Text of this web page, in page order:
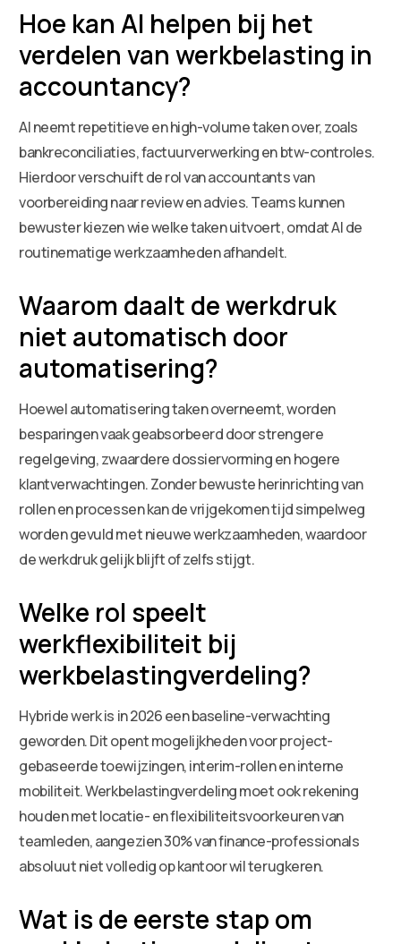
Hoe kan AI helpen bij het
verdelen van werkbelasting in
accountancy?
AI neemt repetitieve en high-volume taken over, zoals
bankreconciliaties, factuurverwerking en btw-controles.
Hierdoor verschuift de rol van accountants van
voorbereiding naar review en advies. Teams kunnen
bewuster kiezen wie welke taken uitvoert, omdat AI de
routinematige werkzaamheden afhandelt.
Waarom daalt de werkdruk
niet automatisch door
automatisering?
Hoewel automatisering taken overneemt, worden
besparingen vaak geabsorbeerd door strengere
regelgeving, zwaardere dossiervorming en hogere
klantverwachtingen. Zonder bewuste herinrichting van
rollen en processen kan de vrijgekomen tijd simpelweg
worden gevuld met nieuwe werkzaamheden, waardoor
de werkdruk gelijk blijft of zelfs stijgt.
Welke rol speelt
werkflexibiliteit bij
werkbelastingverdeling?
Hybride werk is in 2026 een baseline-verwachting
geworden. Dit opent mogelijkheden voor project-
gebaseerde toewijzingen, interim-rollen en interne
mobiliteit. Werkbelastingverdeling moet ook rekening
houden met locatie- en flexibiliteitsvoorkeuren van
teamleden, aangezien 30% van finance-professionals
absoluut niet volledig op kantoor wil terugkeren.
Wat is de eerste stap om